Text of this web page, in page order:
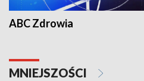
ABC Zdrowia
MNIEJSZOŚCI